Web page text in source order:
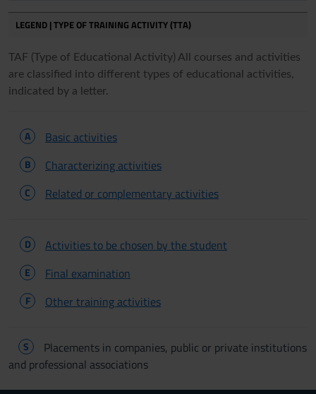
LEGEND | TYPE OF TRAINING ACTIVITY (TTA)
TAF (Type of Educational Activity) All courses and activities
are classified into different types of educational activities,
indicated by a letter.
A Basic activities
B Characterizing activities
C Related or complementary activities
D Activities to be chosen by the student
E Final examination
F Other training activities
S
Placements in companies, public or private institutions
and professional associations